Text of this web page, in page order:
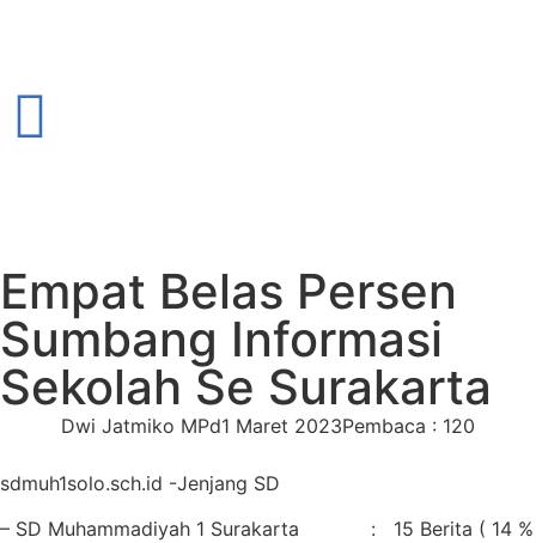
Empat Belas Persen
Sumbang Informasi
Sekolah Se Surakarta
Dwi Jatmiko MPd1 Maret 2023Pembaca : 120
sdmuh1solo.sch.id -Jenjang SD
– SD Muhammadiyah 1 Surakarta : 15 Berita ( 14 %